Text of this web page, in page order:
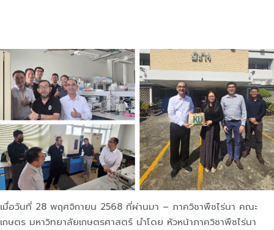
เมื่อวันที่ 28 พฤศจิกายน 2568 ที่ผ่านมา – ภาควิชาพืชไร่นา คณะ
เกษตร มหาวิทยาลัยเกษตรศาสตร์ นำโดย หัวหน้าภาควิชาพืชไร่นา